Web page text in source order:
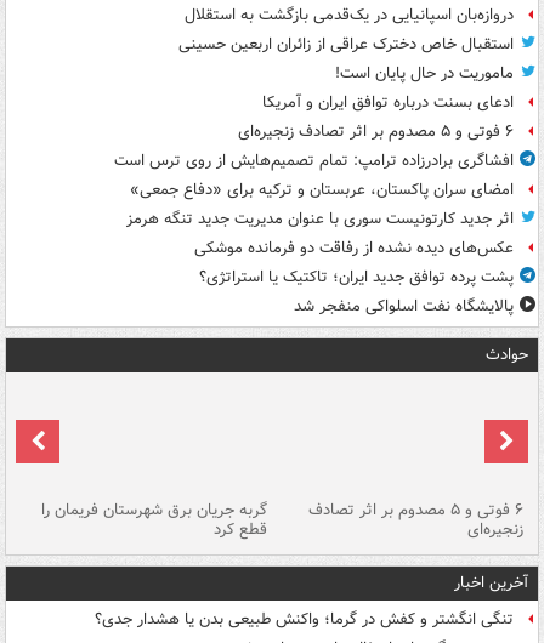
دروازه‌بان اسپانیایی در یک‌قدمی بازگشت به استقلال
استقبال خاص دخترک عراقی از زائران اربعین حسینی
ماموریت در حال پایان است!
ادعای بسنت درباره توافق ایران و آمریکا
۶ فوتی و ۵ مصدوم بر اثر تصادف زنجیره‌ای
افشاگری برادرزاده ترامپ: تمام تصمیم‌هایش از روی ترس است
امضای سران پاکستان، عربستان و ترکیه برای «دفاع جمعی»
اثر جدید کارتونیست سوری با عنوان مدیریت جدید تنگه هرمز
عکس‌های دیده نشده از رفاقت دو فرمانده‌ موشکی
پشت پرده توافق جدید ایران؛ تاکتیک یا استراتژی؟
پالایشگاه نفت اسلواکی منفجر شد
حوادث
۶ فوتی و ۵ مصدوم بر اثر تصادف
زنجیره‌ای
گربه جریان برق شهرستان فریمان را
قطع کرد
آخرین اخبار
تنگی انگشتر و کفش در گرما؛ واکنش طبیعی بدن یا هشدار جدی؟